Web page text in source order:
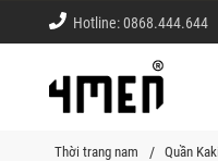
Hotline:0868.444.644
Thời trang nam Quần